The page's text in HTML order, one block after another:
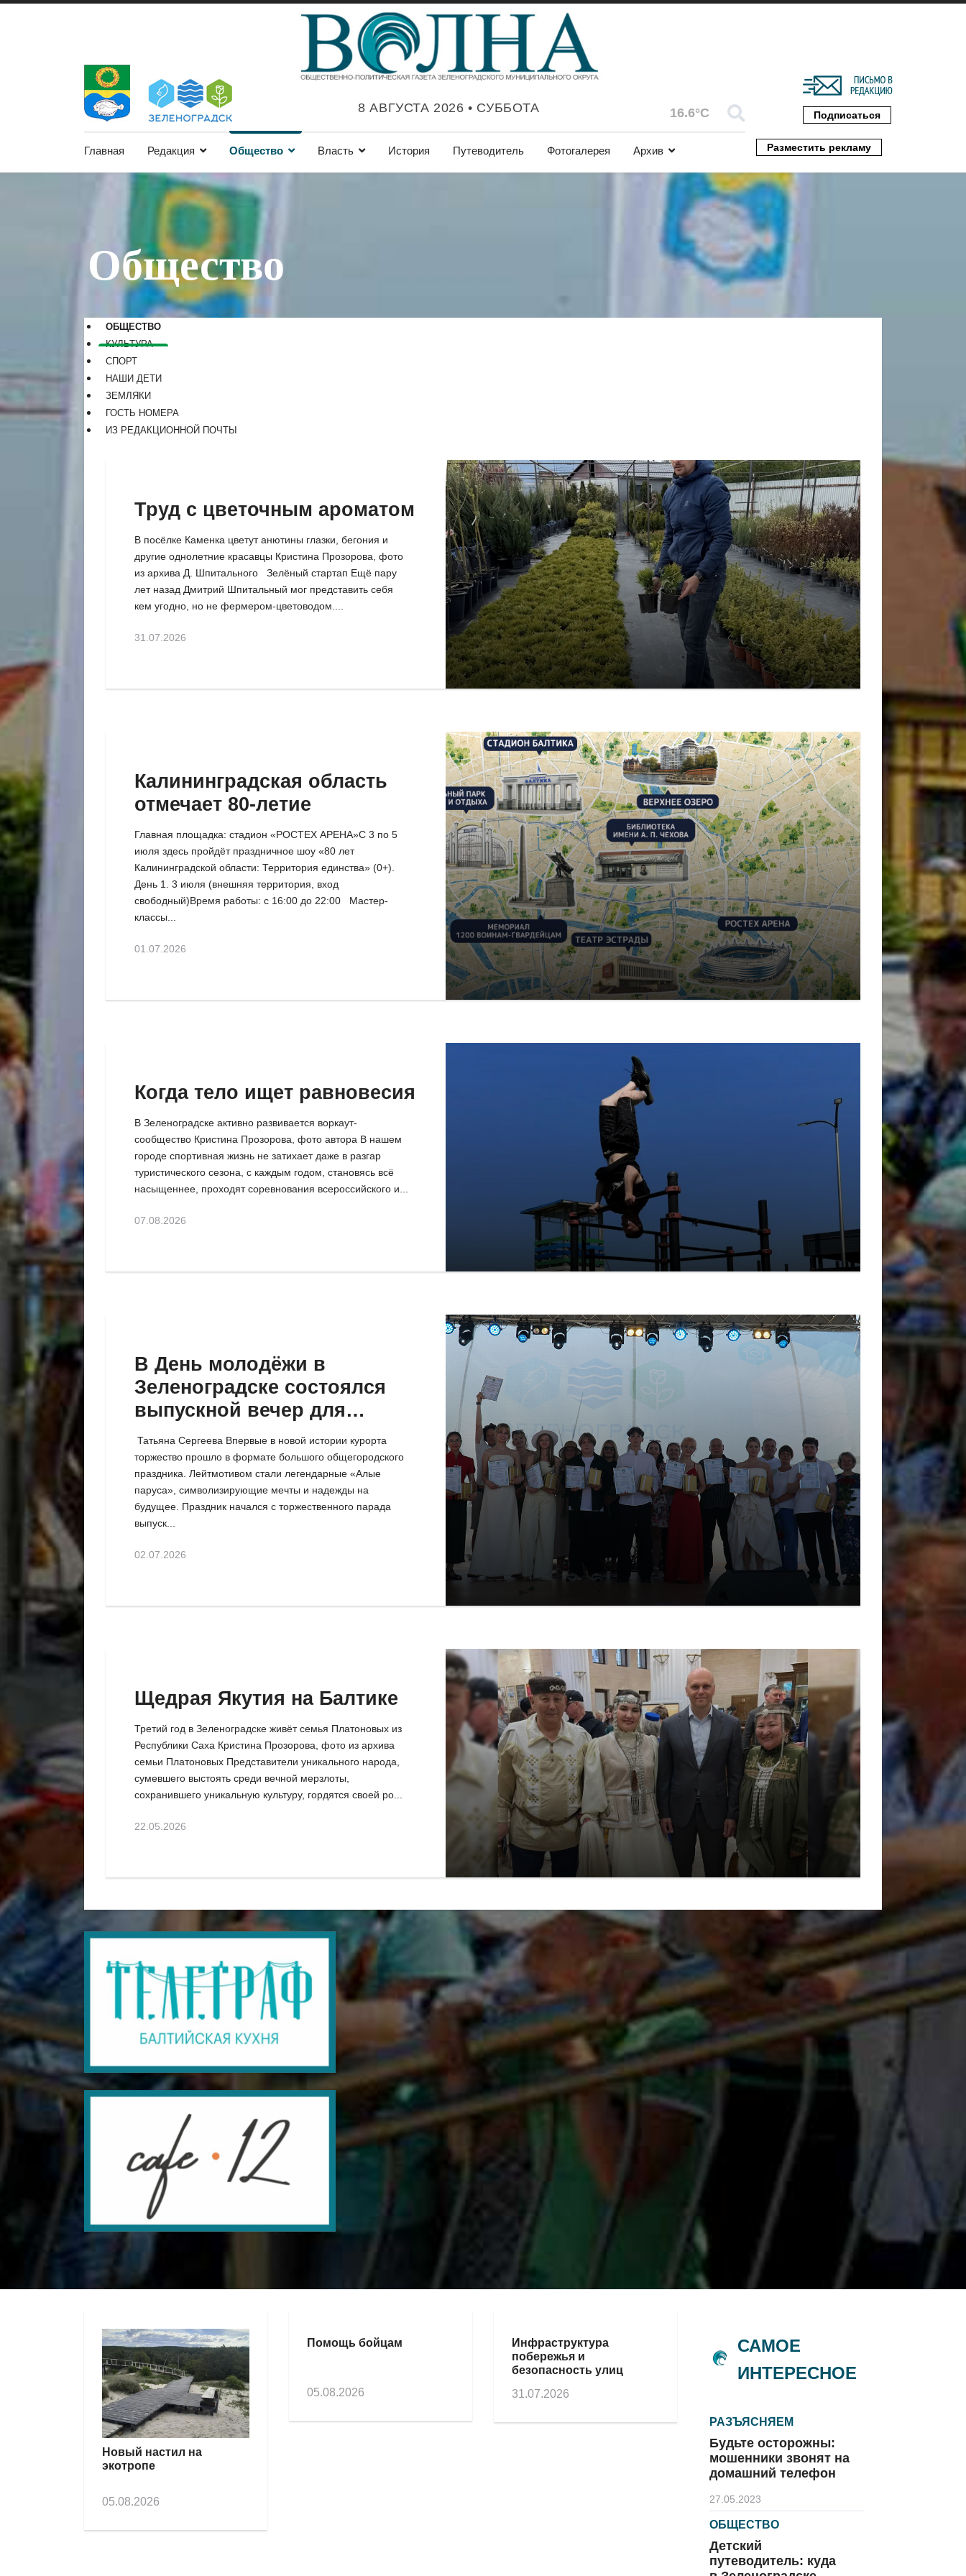
8 АВГУСТА 2026 • СУББОТА 16.6°C Подписаться
Главная Редакция Общество Власть История Путеводитель Фотогалерея Архив Разместить рекламу
Общество
ОБЩЕСТВО
КУЛЬТУРА
СПОРТ
НАШИ ДЕТИ
ЗЕМЛЯКИ
ГОСТЬ НОМЕРА
ИЗ РЕДАКЦИОННОЙ ПОЧТЫ
Труд с цветочным ароматом
В посёлке Каменка цветут анютины глазки, бегония и
другие однолетние красавцы Кристина Прозорова, фото
из архива Д. Шпитального Зелёный стартап Ещё пару
лет назад Дмитрий Шпитальный мог представить себя
кем угодно, но не фермером-цветоводом....
31.07.2026
Калининградская область
отмечает 80-летие
Главная площадка: стадион «РОСТЕХ АРЕНА»С 3 по 5
июля здесь пройдёт праздничное шоу «80 лет
Калининградской области: Территория единства» (0+).
День 1. 3 июля (внешняя территория, вход
свободный)Время работы: с 16:00 до 22:00 Мастер-
классы...
01.07.2026
Когда тело ищет равновесия
В Зеленоградске активно развивается воркаут-
сообщество Кристина Прозорова, фото автора В нашем
городе спортивная жизнь не затихает даже в разгар
туристического сезона, с каждым годом, становясь всё
насыщеннее, проходят соревнования всероссийского и...
07.08.2026
В День молодёжи в
Зеленоградске состоялся
выпускной вечер для
одиннадцатиклассников
Татьяна Сергеева Впервые в новой истории курорта
торжество прошло в формате большого общегородского
праздника. Лейтмотивом стали легендарные «Алые
паруса», символизирующие мечты и надежды на
будущее. Праздник начался с торжественного парада
выпуск...
02.07.2026
Щедрая Якутия на Балтике
Третий год в Зеленоградске живёт семья Платоновых из
Республики Саха Кристина Прозорова, фото из архива
семьи Платоновых Представители уникального народа,
сумевшего выстоять среди вечной мерзлоты,
сохранившего уникальную культуру, гордятся своей ро...
22.05.2026
Новый настил на
экотропе
05.08.2026
Помощь бойцам
05.08.2026
Инфраструктура
побережья и
безопасность улиц
31.07.2026
САМОЕ
ИНТЕРЕСНОЕ
РАЗЪЯСНЯЕМ
Будьте осторожны:
мошенники звонят на
домашний телефон
27.05.2023
ОБЩЕСТВО
Детский
путеводитель: куда